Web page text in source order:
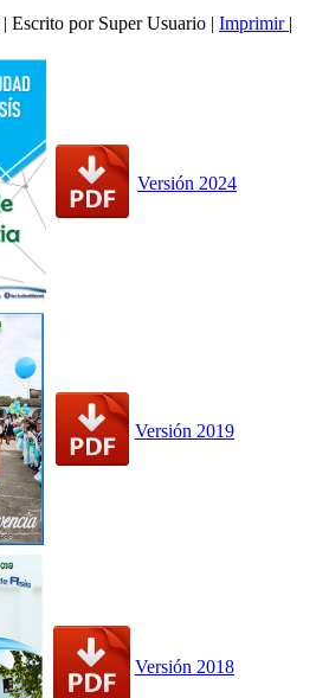
| Escrito por Super Usuario | Imprimir |
Versión 2024
Versión 2019
Versión 2018